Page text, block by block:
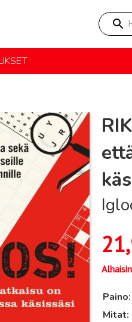
Hae
Paino
Mitat